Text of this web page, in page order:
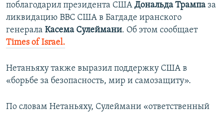
поблагодарил президента США Дональда Трампа за
ликвидацию ВВС США в Багдаде иранского
генерала Касема Сулеймани. Об этом сообщает
Times of Israel.
Нетаньяху также выразил поддержку США в
«борьбе за безопасность, мир и самозащиту».
По словам Нетаньяху, Сулеймани «ответственный